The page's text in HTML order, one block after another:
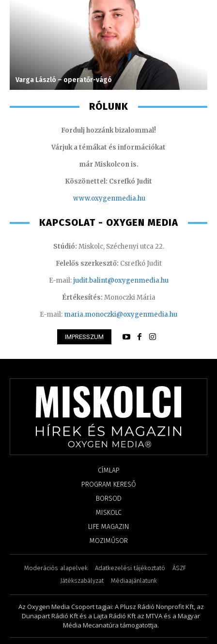
Varga László – operatőr-vágó
RÓLUNK
Fordulj hozzánk bizalommal!
Várjuk a témákat és információkat
már Miskolcon is.
Köszönettel: Csrefkó Judit
www.oxygenmedia.hu
KAPCSOLAT - OXYGEN MEDIA
Stúdió: Miskolc, Széchenyi utca 22.
Felelős szerkesztő: Csrefkó Judit
E-mail:judit.balint@oxygenmedia.hu
Értékesítés: Monoczki Mária
E-mail: maria.monoczki@oxygenmedia.hu
IMPRESSZUM
CÍMLAP
PROGRAM KERESŐ
BORSOD
MISKOLC
LIFE MAGAZIN
MOZIMŰSOR
Moderációs alapelvek Adatkezelési tájékoztató
ÁSZF
Játékszabályzat
Médiaajánlatunk
Az Oxygen Media Csoport tagjai: A Plusz Rádió Nonprofit Kft, az
Dunapart Rádió Kft és a Lajta Rádió Kft az MTVA és a Magyar
Média Mecanatúra támogatottja.